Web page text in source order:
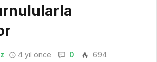
4 yıl önce 0
694